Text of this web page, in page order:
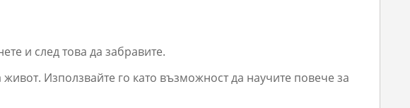
и след това да забравите.
Използвайте го като възможност да научите повече за